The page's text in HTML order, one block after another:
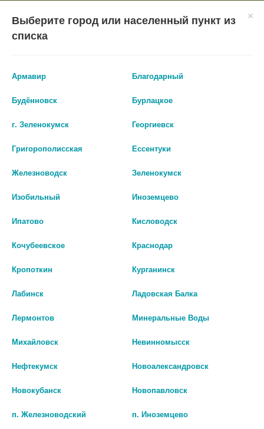
ГЛАВНАЯ КАТАЛОГ ЛЕКАРСТВА И БАДЫ
БАД Витамин В5
пантотеновая к-та
Городская Аптека Маркетплейс
- In Google Play
VIEW
Выберите город или населенный пункт из
списка
Армавир Благодарный
Будённовск Бурлацкое
г. Зеленокумск Георгиевск
Григорополисская Ессентуки
Железноводск Зеленокумск
Изобильный Иноземцево
Ипатово Кисловодск
Кочубеевское Краснодар
Кропоткин Курганинск
Лабинск Ладовская Балка
Лермонтов Минеральные Воды
Михайловск Невинномысск
Нефтекумск Новоалександровск
Новокубанск Новопавловск
п. Железноводский п. Иноземцево
Городская Аптека